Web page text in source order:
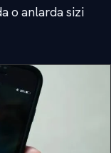
o anlarda sizi